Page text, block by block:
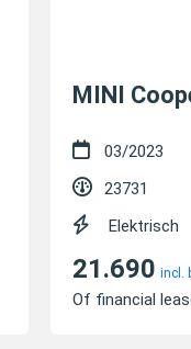
MINI
03/2023
23731
Elektrisch
21.690 incl.
Of financial